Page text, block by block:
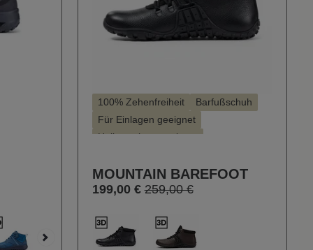
400 613 938
100% Zehenfreiheit
Barfußschuh
Für Einlagen geeignet
Hallux valgus geeignet
MOUNTAIN BAREFOOT
199,00 € 259,00 €
159 289
(Diese Option ist